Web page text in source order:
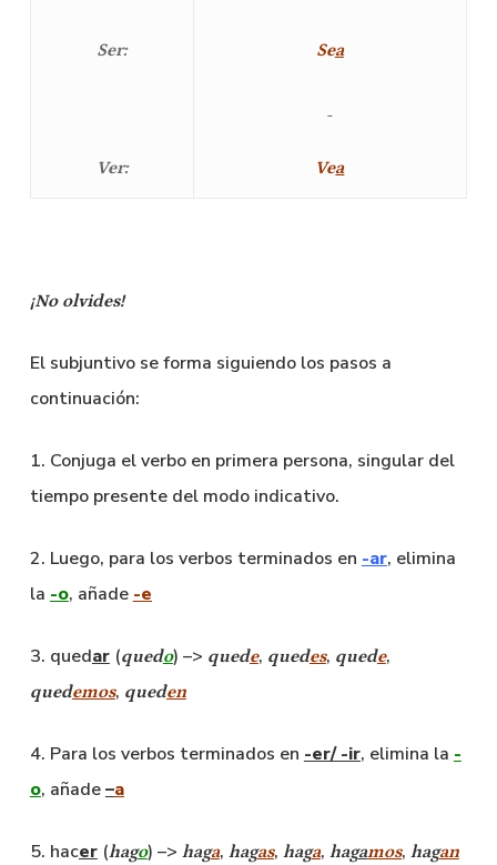
Ser:
Ver:
Sea
Vea
¡No olvides!
El subjuntivo se forma siguiendo los pasos a
continuación:
1. Conjuga el verbo en primera persona, singular del
tiempo presente del modo indicativo.
2. Luego, para los verbos terminados en -ar, elimina
la -o, añade -e
3. quedar(quedo) –> quede, quedes, quede,
quedemos, queden
4. Para los verbos terminados en -er/ -ir, elimina la -
o, añade–a
5. hacer(hago) –> haga, hagas, haga, hagamos, hagan